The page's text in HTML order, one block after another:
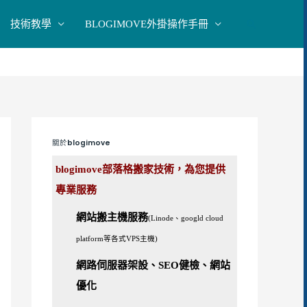
技術教學 BLOGIMOVE外掛操作手冊
尋
關於blogimove
blogimove部落格搬家技術，為您提供
專業服務
網站搬主機服務(Linode、googld cloud
platform等各式VPS主機)
網路伺服器架設、SEO健檢、網站
優化